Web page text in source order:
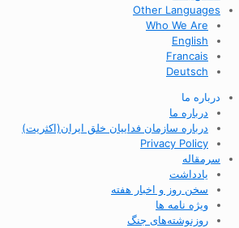
Other Languages
Who We Are
English
Francais
Deutsch
درباره ما
درباره ما
درباره سازمان فداییان خلق ایران(اکثریت)
Privacy Policy
سرمقاله
یادداشت
سخن روز و اخبار هفته
ویژه نامه ها
روزنوشته‌های جنگ